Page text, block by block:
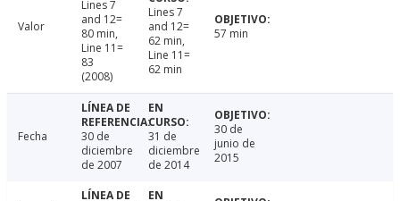
Valor
Lines 7
and 12=
80 min,
Line 11=
83
(2008)
Lines 7
and 12=
62 min,
Line 11=
62 min
57 min
Fecha
30 de
diciembre
de 2007
31 de
diciembre
de 2014
30 de
junio de
2015